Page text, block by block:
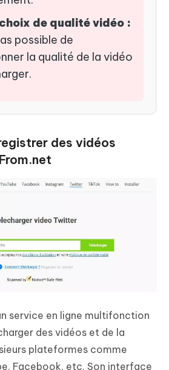
de qualité vidéo :
possible de
la qualité de la vidéo
des vidéos
service en ligne multifonction
des vidéos et de la
plateformes comme
Facebook, etc. Son interface